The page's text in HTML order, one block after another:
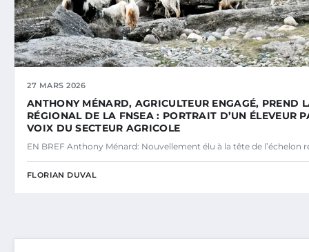
27 MARS 2026
ANTHONY MÉNARD, AGRICULTEUR ENGAGÉ, PREND
RÉGIONAL DE LA FNSEA : PORTRAIT D’UN ÉLEVEUR
VOIX DU SECTEUR AGRICOLE
EN BREF Anthony Ménard: Nouvellement élu à la tête de l’échelon
FLORIAN DUVAL